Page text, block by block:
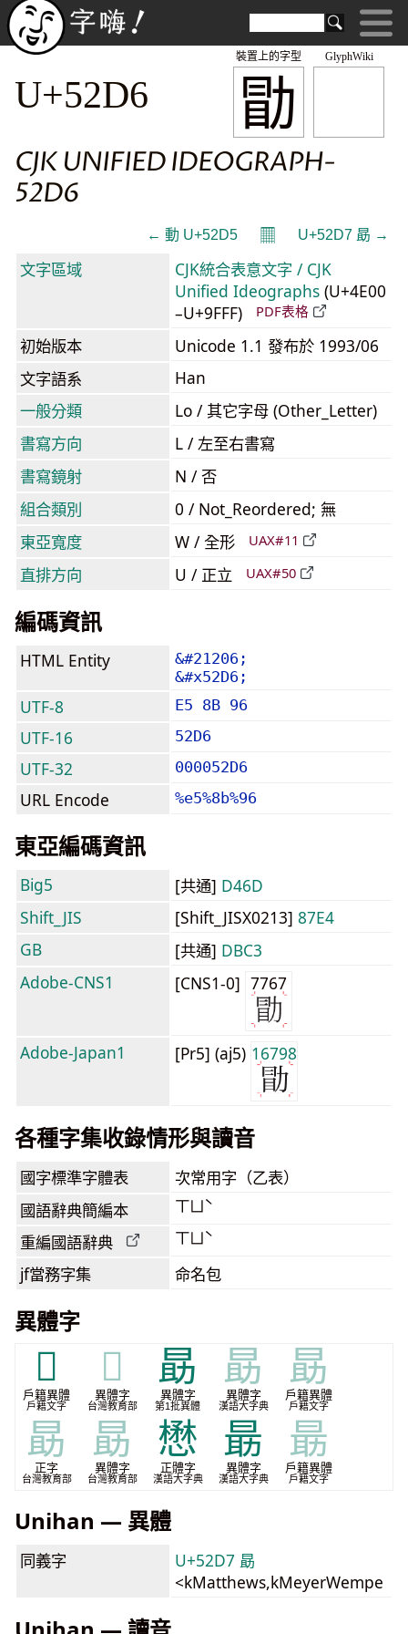
GlyphWiki
勖
裝置上的字型
U+52D6
CJK UNIFIED IDEOGRAPH-
52D6
← 動 U+52D5 𝄜 U+52D7 勗 →
文字區域
CJK統合表意文字 / CJK
Unified Ideographs (U+4E00
–U+9FFF)
PDF表格
初始版本
Unicode 1.1 發布於 1993/06
文字語系
Han
一般分類
Lo / 其它字母 (Other_Letter)
書寫方向
L / 左至右書寫
書寫鏡射
N / 否
組合類別
0 / Not_Reordered; 無
東亞寬度
W / 全形 UAX#11
直排方向 U / 正立 UAX#50
編碼資訊
HTML Entity
&#21206;
&#x52D6;
UTF-8 E5 8B 96
UTF-16 52D6
UTF-32 000052D6
URL Encode %e5%8b%96
東亞編碼資訊
Big5 [共通] D46D
Shift_JIS
[Shift_JISX0213] 87E4
GB
[共通] DBC3
Adobe-CNS1
[CNS1-0] 7767
Adobe-Japan1 [Pr5] (aj5) 16798
各種字集收錄情形與讀音
國字標準字體表 次常用字（乙表）
國語辭典簡編本 ㄒㄩˋ
重編國語辭典 ㄒㄩˋ
jf當務字集 命名包
異體字
𠡼
戶籍異體
戶籍文字
𠡼
異體字
台灣教育部
勗
異體字
第1批異體
勗
異體字
漢語大字典
勗
戶籍異體
戶籍文字
勗
正字
台灣教育部
勗
異體字
台灣教育部
懋
正體字
漢語大字典
朂
異體字
漢語大字典
朂
戶籍異體
戶籍文字
Unihan — 異體
同義字
U+52D7 勗
<kMatthews,kMeyerWempe